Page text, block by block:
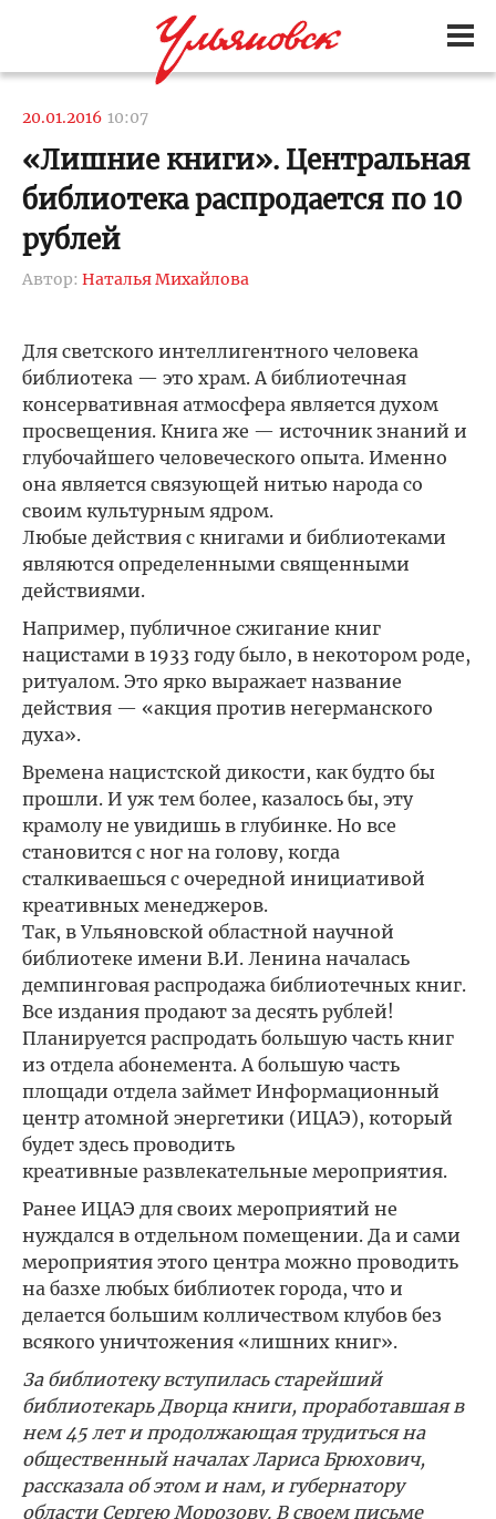
20.01.2016 10:07
«Лишние книги». Центральная
библиотека распродается по 10
рублей
Автор: Наталья Михайлова
Для светского интеллигентного человека
библиотека — это храм. А библиотечная
консервативная атмосфера является духом
просвещения. Книга же — источник знаний и
глубочайшего человеческого опыта. Именно
она является связующей нитью народа со
своим культурным ядром.
Любые действия с книгами и библиотеками
являются определенными священными
действиями.
Например, публичное сжигание книг
нацистами в 1933 году было, в некотором роде,
ритуалом. Это ярко выражает название
действия — «акция против негерманского
духа».
Времена нацистской дикости, как будто бы
прошли. И уж тем более, казалось бы, эту
крамолу не увидишь в глубинке. Но все
становится с ног на голову, когда
сталкиваешься с очередной инициативой
креативных менеджеров.
Так, в Ульяновской областной научной
библиотеке имени В.И. Ленина началась
демпинговая распродажа библиотечных книг.
Все издания продают за десять рублей!
Планируется распродать большую часть книг
из отдела абонемента. А большую часть
площади отдела займет Информационный
центр атомной энергетики (ИЦАЭ), который
будет здесь проводить
креативные развлекательные мероприятия.
Ранее ИЦАЭ для своих мероприятий не
нуждался в отдельном помещении. Да и сами
мероприятия этого центра можно проводить
на базхе любых библиотек города, что и
делается большим колличеством клубов без
всякого уничтожения «лишних книг».
За библиотеку вступилась старейший
библиотекарь Дворца книги, проработавшая в
нем 45 лет и продолжающая трудиться на
общественный началах Лариса Брюхович,
рассказала об этом и нам, и губернатору
области Сергею Морозову. В своем письме